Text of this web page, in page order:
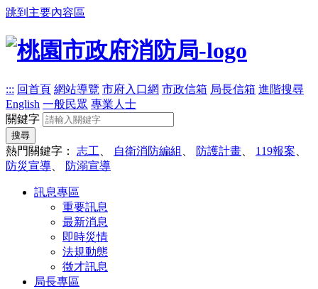
跳到主要內容區
::: 回首頁 網站導覽 市府入口網 市政信箱 局長信箱 進階搜尋
English 一般民眾 專業人士
關鍵字
搜尋
熱門關鍵字： 志工 自衛消防編組 防護計畫 119報案
防災宣導
防溺宣導
訊息專區
重要訊息
最新消息
即時災情
法規動態
徵才訊息
局長專區